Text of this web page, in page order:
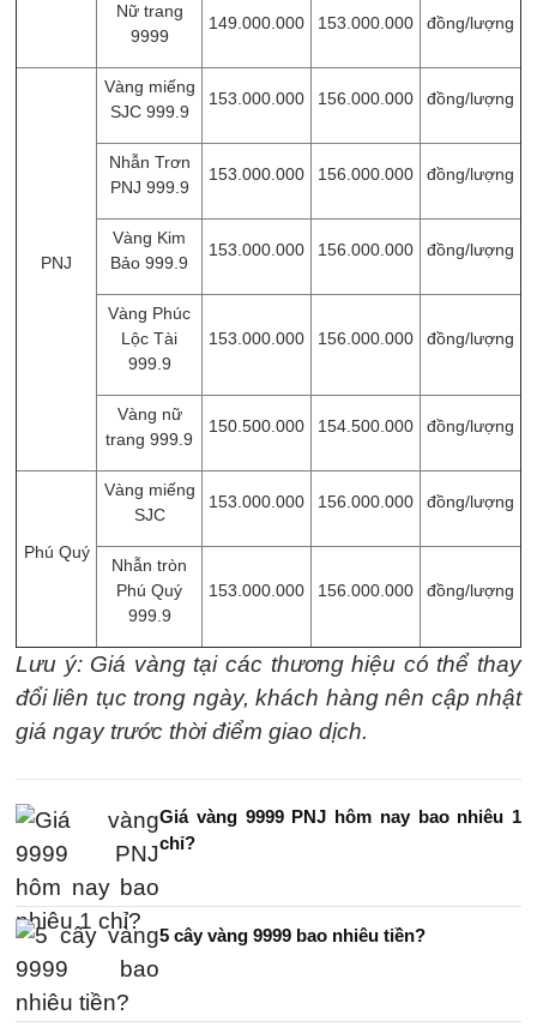
Nữ trang
9999
149.000.000 153.000.000 đồng/lượng
PNJ
Vàng miếng
SJC 999.9
153.000.000 156.000.000 đồng/lượng
Nhẫn Trơn
PNJ 999.9
153.000.000 156.000.000 đồng/lượng
Vàng Kim
Bảo 999.9
153.000.000 156.000.000 đồng/lượng
Vàng Phúc
Lộc Tài
999.9
153.000.000 156.000.000 đồng/lượng
Vàng nữ
trang 999.9
150.500.000 154.500.000 đồng/lượng
Phú Quý
Vàng miếng
SJC
153.000.000 156.000.000 đồng/lượng
Nhẫn tròn
Phú Quý
999.9
153.000.000 156.000.000 đồng/lượng
Lưu ý: Giá vàng tại các thương hiệu có thể thay
đổi liên tục trong ngày, khách hàng nên cập nhật
giá ngay trước thời điểm giao dịch.
Giá vàng 9999 PNJ hôm nay bao nhiêu 1
chỉ?
5 cây vàng 9999 bao nhiêu tiền?